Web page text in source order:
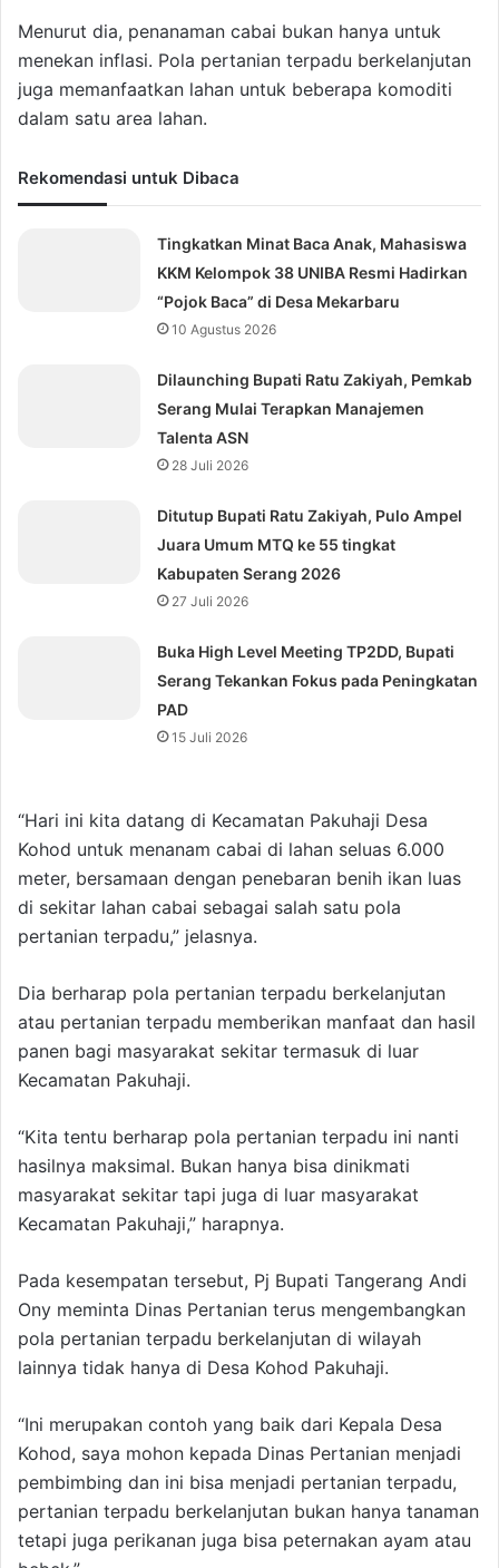
Menurut dia, penanaman cabai bukan hanya untuk
menekan inflasi. Pola pertanian terpadu berkelanjutan
juga memanfaatkan lahan untuk beberapa komoditi
dalam satu area lahan.
Rekomendasi untuk Dibaca
Tingkatkan Minat Baca Anak, Mahasiswa
KKM Kelompok 38 UNIBA Resmi Hadirkan
“Pojok Baca” di Desa Mekarbaru
10 Agustus 2026
Dilaunching Bupati Ratu Zakiyah, Pemkab
Serang Mulai Terapkan Manajemen
Talenta ASN
28 Juli 2026
Ditutup Bupati Ratu Zakiyah, Pulo Ampel
Juara Umum MTQ ke 55 tingkat
Kabupaten Serang 2026
27 Juli 2026
Buka High Level Meeting TP2DD, Bupati
Serang Tekankan Fokus pada Peningkatan
PAD
15 Juli 2026
“Hari ini kita datang di Kecamatan Pakuhaji Desa
Kohod untuk menanam cabai di lahan seluas 6.000
meter, bersamaan dengan penebaran benih ikan luas
di sekitar lahan cabai sebagai salah satu pola
pertanian terpadu,” jelasnya.
Dia berharap pola pertanian terpadu berkelanjutan
atau pertanian terpadu memberikan manfaat dan hasil
panen bagi masyarakat sekitar termasuk di luar
Kecamatan Pakuhaji.
“Kita tentu berharap pola pertanian terpadu ini nanti
hasilnya maksimal. Bukan hanya bisa dinikmati
masyarakat sekitar tapi juga di luar masyarakat
Kecamatan Pakuhaji,” harapnya.
Pada kesempatan tersebut, Pj Bupati Tangerang Andi
Ony meminta Dinas Pertanian terus mengembangkan
pola pertanian terpadu berkelanjutan di wilayah
lainnya tidak hanya di Desa Kohod Pakuhaji.
“Ini merupakan contoh yang baik dari Kepala Desa
Kohod, saya mohon kepada Dinas Pertanian menjadi
pembimbing dan ini bisa menjadi pertanian terpadu,
pertanian terpadu berkelanjutan bukan hanya tanaman
tetapi juga perikanan juga bisa peternakan ayam atau